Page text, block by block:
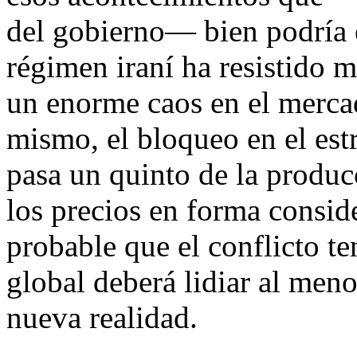
del gobierno— bien podría
régimen iraní ha resistido
un enorme caos en el
mismo, el bloqueo en el
pasa un quinto de la
los precios en forma
probable que el conflicto
global deberá lidiar al
nueva realidad.